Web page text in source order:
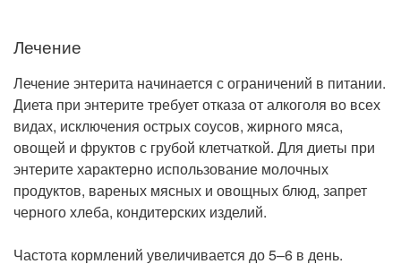
Лечение
Лечение энтерита начинается с ограничений в питании.
Диета при энтерите требует отказа от алкоголя во всех
видах, исключения острых соусов, жирного мяса,
овощей и фруктов с грубой клетчаткой. Для диеты при
энтерите характерно использование молочных
продуктов, вареных мясных и овощных блюд, запрет
черного хлеба, кондитерских изделий.
Частота кормлений увеличивается до 5–6 в день.